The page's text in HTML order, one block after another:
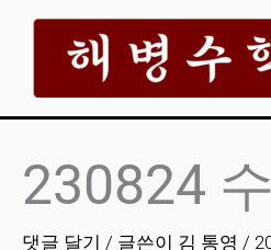
로
230824
댓글 달기 / 글쓴이 김 통영 /